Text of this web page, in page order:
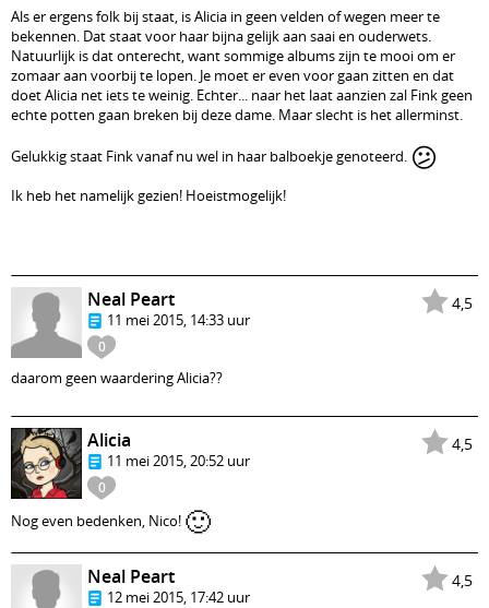
Als er ergens folk bij staat, is Alicia in geen velden of wegen meer te
bekennen. Dat staat voor haar bijna gelijk aan saai en ouderwets.
Natuurlijk is dat onterecht, want sommige albums zijn te mooi om er
zomaar aan voorbij te lopen. Je moet er even voor gaan zitten en dat
doet Alicia net iets te weinig. Echter... naar het laat aanzien zal Fink geen
echte potten gaan breken bij deze dame. Maar slecht is het allerminst.
Gelukkig staat Fink vanaf nu wel in haar balboekje genoteerd. 😕
Ik heb het namelijk gezien! Hoeistmogelijk!
4,5
0
Neal Peart
11 mei 2015, 14:33 uur
daarom geen waardering Alicia??
4,5
0
Alicia
11 mei 2015, 20:52 uur
Nog even bedenken, Nico! 🙂
4,5
Neal Peart
12 mei 2015, 17:42 uur